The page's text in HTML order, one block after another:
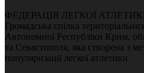
ФЕДЕРАЦІЯ ЛЕГКОЇ
Громадська спілка
Автономної Республіки Крим,
та Севастополя, яка створена з
популяризації легкої атлетики